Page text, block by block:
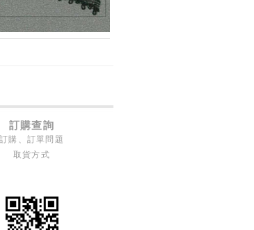
訂購查詢
訂購、訂單問題
取貨方式